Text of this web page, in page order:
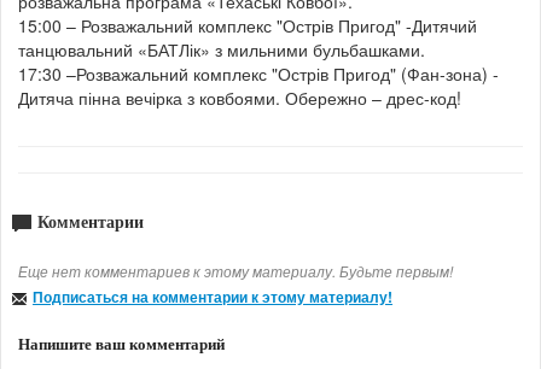
15:00 – Розважальний комплекс "Острів Пригод" -Дитячий
танцювальний «БАТЛік» з мильними бульбашками.
17:30 –Розважальний комплекс "Острів Пригод" (Фан-зона) -
Дитяча пінна вечірка з ковбоями. Обережно – дрес-код!
Комментарии
Еще нет комментариев к этому материалу. Будьте первым!
Подписаться на комментарии к этому материалу!
Напишите ваш комментарий